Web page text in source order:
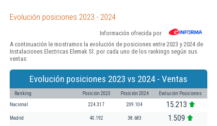
Evolución posiciones 2023 - 2024
Información ofrecida por
A continuación le mostramos la evolución de posiciones entre 2023 y 2024 de
Instalaciones Electricas Elemak Sl. por cada uno de los rankings según sus
ventas:
Evolución posiciones 2023 vs 2024 - Ventas
Ranking Posición 2023 Posición 2024 Evolución Posiciones
Nacional 224.317 209.104 15.213
Madrid 40.192 38.683 1.509